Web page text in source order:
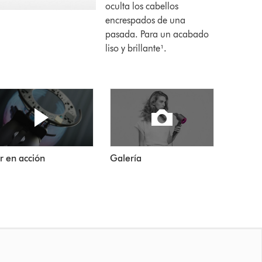
oculta los cabellos
encrespados de una
pasada. Para un acabado
liso y brillante¹.
en acción Galería